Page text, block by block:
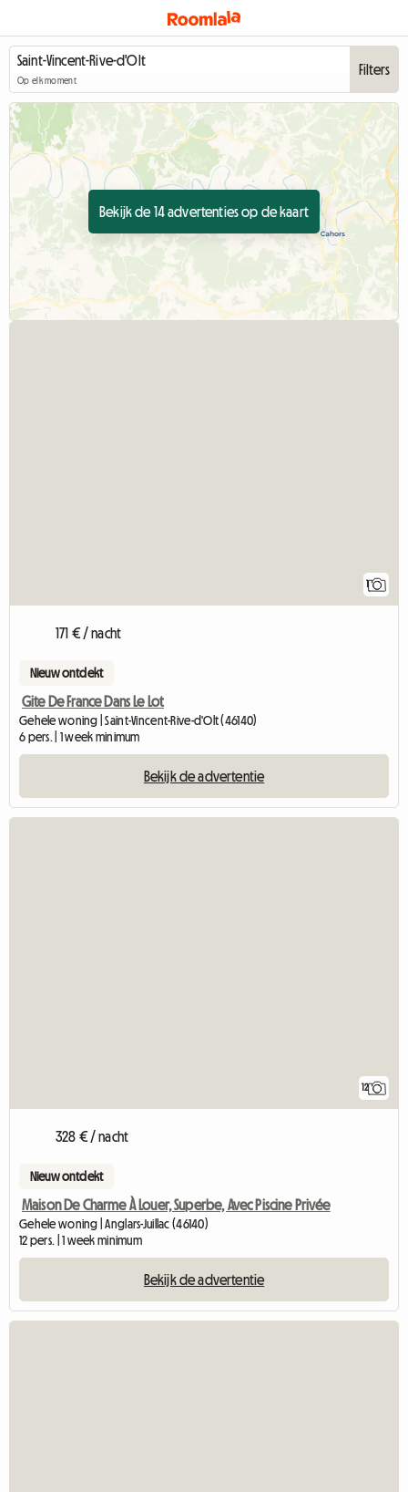
Op elk moment
Filters
Bekijk de 14 advertenties op de kaart
171 € / nacht
Nieuw ontdekt
Gite De France Dans Le Lot
Gehele woning | Saint-Vincent-Rive-d'Olt (46140)
6 pers. | 1 week minimum
Bekijk de advertentie
12
328 € / nacht
Nieuw ontdekt
Maison De Charme À Louer, Superbe, Avec Piscine Privée
Gehele woning | Anglars-Juillac (46140)
12 pers. | 1 week minimum
Bekijk de advertentie